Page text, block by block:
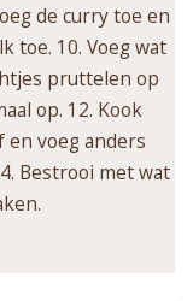
de curry toe en
toe. 10. Voeg wat
pruttelen op
op. 12. Kook
en voeg anders
Bestrooi met wat